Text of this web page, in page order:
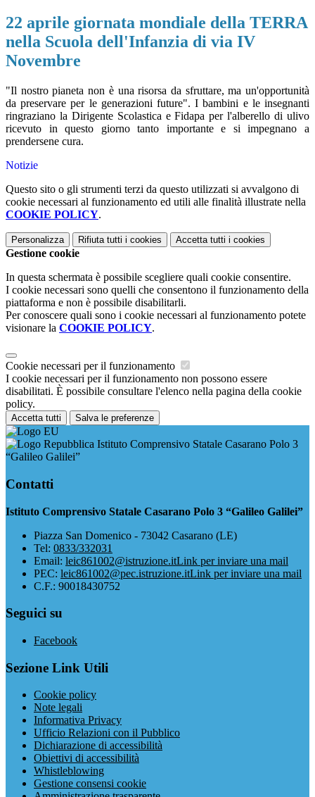
22 aprile giornata mondiale della TERRA
nella Scuola dell'Infanzia di via IV
Novembre
"Il nostro pianeta non è una risorsa da sfruttare, ma un'opportunità
da preservare per le generazioni future". I bambini e le insegnanti
ringraziano la Dirigente Scolastica e Fidapa per l'alberello di ulivo
ricevuto in questo giorno tanto importante e si impegnano a
prendersene cura.
Notizie
Questo sito o gli strumenti terzi da questo utilizzati si avvalgono di
cookie necessari al funzionamento ed utili alle finalità illustrate nella
COOKIE POLICY.
Personalizza Rifiuta tutti i cookies Accetta tutti i cookies
Gestione cookie
In questa schermata è possibile scegliere quali cookie consentire.
I cookie necessari sono quelli che consentono il funzionamento della
piattaforma e non è possibile disabilitarli.
Per conoscere quali sono i cookie necessari al funzionamento potete
visionare la COOKIE POLICY.
Cookie necessari per il funzionamento
I cookie necessari per il funzionamento non possono essere
disabilitati. È possibile consultare l'elenco nella pagina della cookie
policy.
Accetta tutti Salva le preferenze
Istituto Comprensivo Statale Casarano Polo 3
“Galileo Galilei”
Contatti
Istituto Comprensivo Statale Casarano Polo 3 “Galileo Galilei”
Piazza San Domenico - 73042 Casarano (LE)
Tel: 0833/332031
Email: leic861002@istruzione.itLink per inviare una mail
PEC: leic861002@pec.istruzione.itLink per inviare una mail
C.F.: 90018430752
Seguici su
Facebook
Sezione Link Utili
Cookie policy
Note legali
Informativa Privacy
Ufficio Relazioni con il Pubblico
Dichiarazione di accessibilità
Obiettivi di accessibilità
Whistleblowing
Gestione consensi cookie